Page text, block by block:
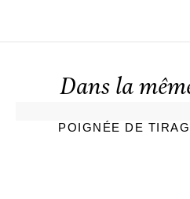
Dans la
POIGNÉE DE